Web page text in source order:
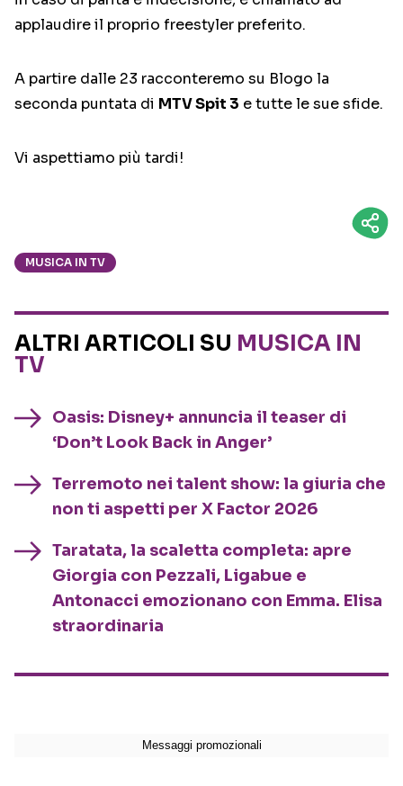
applaudire il proprio freestyler preferito.
A partire dalle 23 racconteremo su Blogo la
seconda puntata di MTV Spit 3 e tutte le sue sfide.
Vi aspettiamo più tardi!
MUSICA IN TV
ALTRI ARTICOLI SU MUSICA IN
TV
Oasis: Disney+ annuncia il teaser di
‘Don’t Look Back in Anger’
Terremoto nei talent show: la giuria che
non ti aspetti per X Factor 2026
Taratata, la scaletta completa: apre
Giorgia con Pezzali, Ligabue e
Antonacci emozionano con Emma. Elisa
straordinaria